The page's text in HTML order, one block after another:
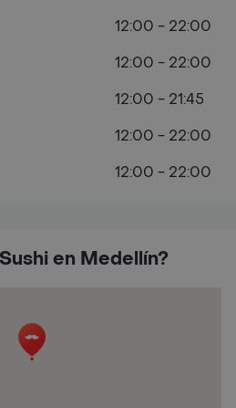
en Medellín?
12:00 - 22:00
12:00 - 22:00
12:00 - 21:45
12:00 - 22:00
12:00 - 22:00